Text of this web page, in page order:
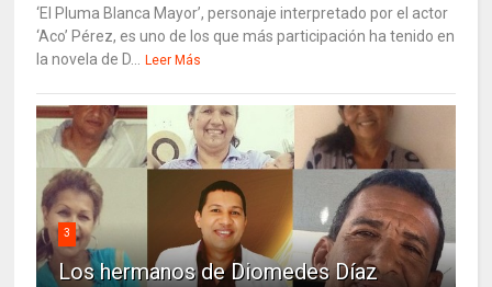
‘El Pluma Blanca Mayor’, personaje interpretado por el actor
‘Aco’ Pérez, es uno de los que más participación ha tenido en
la novela de D...
Leer Más
3
Los hermanos de Diomedes Díaz